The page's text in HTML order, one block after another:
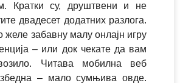
Кратки су, друштвени и не
двадесет додатних разлога.
забавну малу онлајн игру
– или док чекате да вам
Читава мобилна веб
– мало сумњива овде.